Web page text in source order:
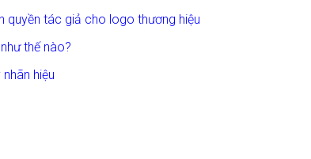
quyền tác giả cho logo thương hiệu
thế nào?
hiệu